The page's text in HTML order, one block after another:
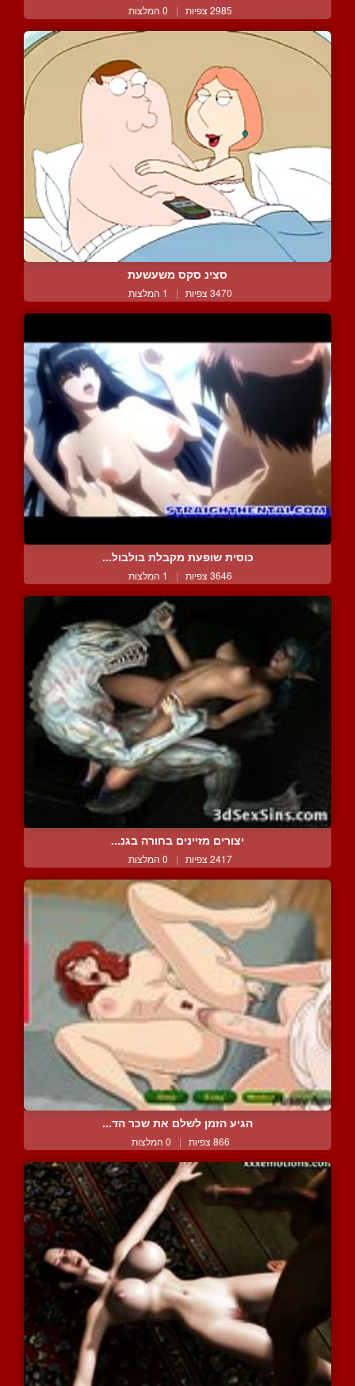
2985 צפיות | 0 המלצות
סצינ סקס משעשעת
3470 צפיות | 1 המלצות
כוסית שופעת מקבלת בולבול...
3646 צפיות | 1 המלצות
יצורים מזיינים בחורה בגנ...
2417 צפיות | 0 המלצות
הגיע הזמן לשלם את שכר הד...
866 צפיות | 0 המלצות